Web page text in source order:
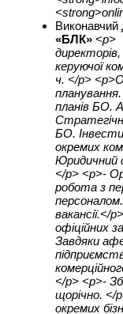
Виконавчий
«БЛК» <p>
керуючої
ч. </p>
планів БО.
БО.
окремих
Юридичний
</p> <p>-
робота з
вакансії.</
офіційних
Завдяки
</p> <p>-
щорічно. </
окремих